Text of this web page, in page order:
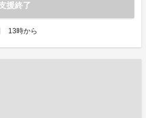
援終了
13時から